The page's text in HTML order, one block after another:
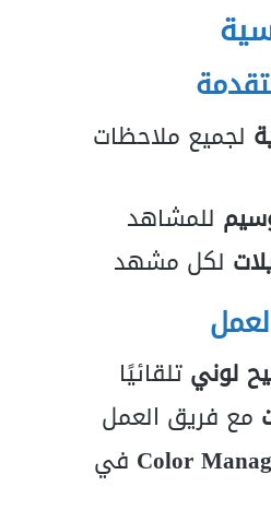
لجميع ملاحظات
للمشاهد
لكل مشهد
لوني تلقائيًا
مع فريق العمل
في